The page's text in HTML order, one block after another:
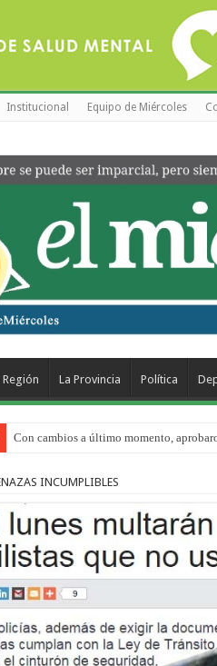
Institucional Equipo de Miércoles
Región La Provincia Política
Con cambios a último momento,
INCUMPLIBLES